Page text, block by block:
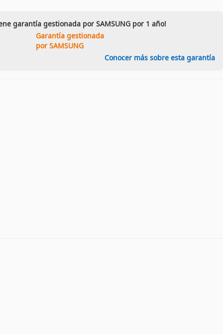
garantía gestionada por SAMSUNG por 1 año!
Garantía gestionada
por SAMSUNG
Conocer más sobre esta garantía